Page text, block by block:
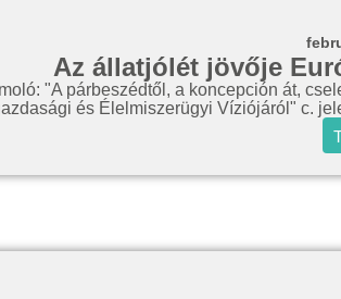
Az állatjólét jövője
"A párbeszédtől, a koncepción át,
és Élelmiszerügyi Víziójáról" c.